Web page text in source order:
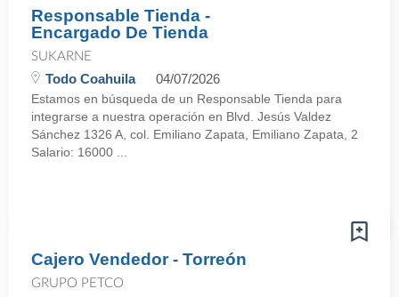
Responsable Tienda -
Encargado De Tienda
SUKARNE
Todo Coahuila 04/07/2026
Estamos en búsqueda de un Responsable Tienda para
integrarse a nuestra operación en Blvd. Jesús Valdez
Sánchez 1326 A, col. Emiliano Zapata, Emiliano Zapata, 2
Salario: 16000 ...
Cajero Vendedor - Torreón
GRUPO PETCO